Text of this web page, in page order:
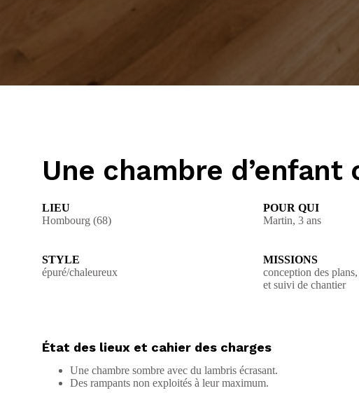
Une chambre d’enfant
LIEU
Hombourg (68)
POUR QUI
Martin, 3 ans
STYLE
épuré/chaleureux
MISSIONS
conception des
et suivi de chantier
État des lieux et cahier des charges
Une chambre sombre avec du lambris écrasant.
Des rampants non exploités à leur maximum.